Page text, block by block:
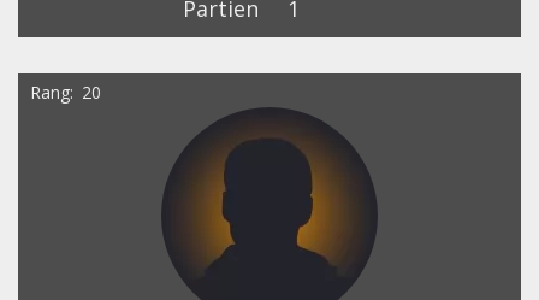
Partien
1
Rang 20